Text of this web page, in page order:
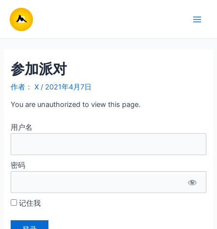
参加派对
作者： X/ 2021年4月7日
You are unauthorized to view this page.
用户名
密码
记住我